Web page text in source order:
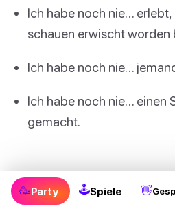
Ich habe noch nie…
schauen erwischt worden
Ich habe noch nie…
Ich habe noch nie… einen
gemacht.
Mehr “Ich hab’ noch nie”
du hier:
🥳Party 🕹Spiele 👋